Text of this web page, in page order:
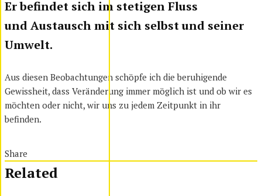
Er befindet sich im stetigen Fluss
und Austausch mit sich selbst und seiner
Umwelt.
Aus diesen Beobachtungen schöpfe ich die beruhigende
Gewissheit, dass Veränderung immer möglich ist und ob wir es
möchten oder nicht, wir uns zu jedem Zeitpunkt in ihr
befinden.
Share
Related